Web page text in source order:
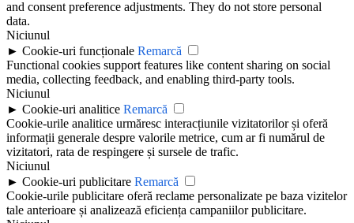
and consent preference adjustments. They do not store personal
data.
Niciunul
► Cookie-uri funcționale Remarcă
Functional cookies support features like content sharing on social
media, collecting feedback, and enabling third-party tools.
Niciunul
► Cookie-uri analitice Remarcă
Cookie-urile analitice urmăresc interacțiunile vizitatorilor și oferă
informații generale despre valorile metrice, cum ar fi numărul de
vizitatori, rata de respingere și sursele de trafic.
Niciunul
► Cookie-uri publicitare Remarcă
Cookie-urile publicitare oferă reclame personalizate pe baza vizitelor
tale anterioare și analizează eficiența campaniilor publicitare.